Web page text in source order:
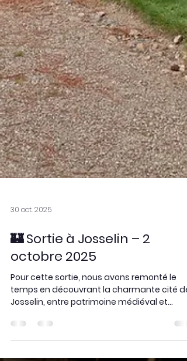
30 oct. 2025
🏰 Sortie à Josselin – 2
octobre 2025